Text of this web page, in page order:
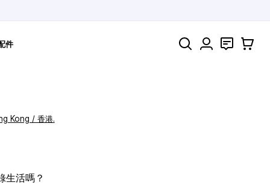
件 搜索 聯絡 購物車
Kong / 香港.
生活嗎？